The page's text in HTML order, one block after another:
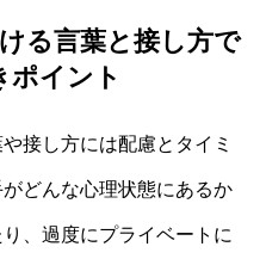
る言葉と接し方で
ポイント
接し方には配慮とタイミ
どんな心理状態にあるか
、過度にプライベートに